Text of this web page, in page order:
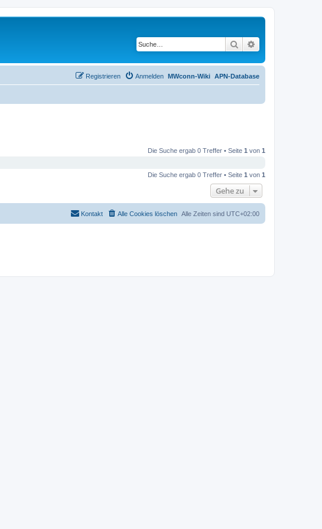
Suche
APN-Database
MWconn-Wiki
Anmelden
Registrieren
Die Suche ergab 0 Treffer • Seite 1 von 1
Die Suche ergab 0 Treffer • Seite 1 von 1
Gehe zu
Alle Zeiten sind UTC+02:00
Alle Cookies löschen
Kontakt